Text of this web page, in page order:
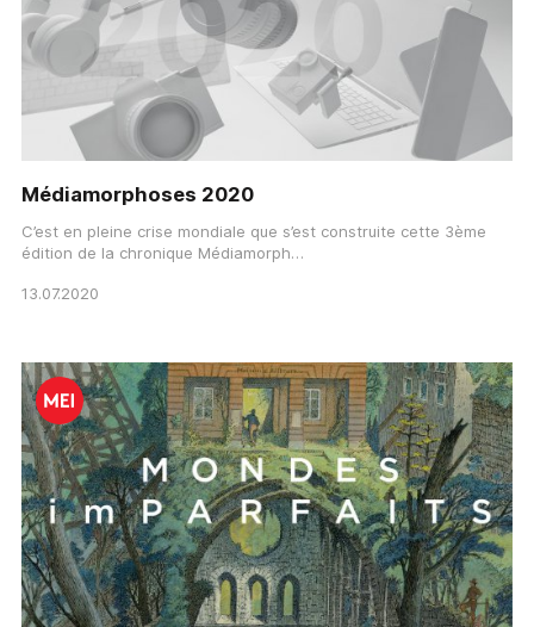
Médiamorphoses 2020
C’est en pleine crise mondiale que s’est construite cette 3ème
édition de la chronique Médiamorph…
13.07.2020